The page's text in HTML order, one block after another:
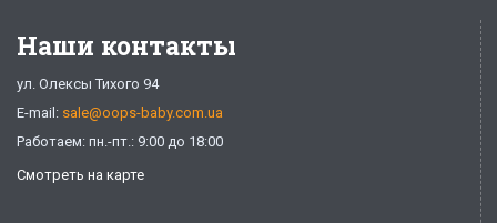
Наши контакты
ул. Олексы Тихого 94
E-mail: sale@oops-baby.com.ua
Работаем: пн.-пт.: 9:00 до 18:00
Смотреть на карте